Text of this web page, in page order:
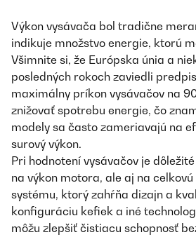
Výkon vysávača bol tradične
indikuje množstvo energie, ktorú
Všimnite si, že Európska únia a
posledných rokoch zaviedli
maximálny príkon vysávačov na
znižovať spotrebu energie, čo
modely sa často zameriavajú na
surový výkon.
Pri hodnotení vysávačov je
na výkon motora, ale aj na
systému, ktorý zahŕňa dizajn a
konfiguráciu kefiek a iné
môžu zlepšiť čistiacu schopnosť